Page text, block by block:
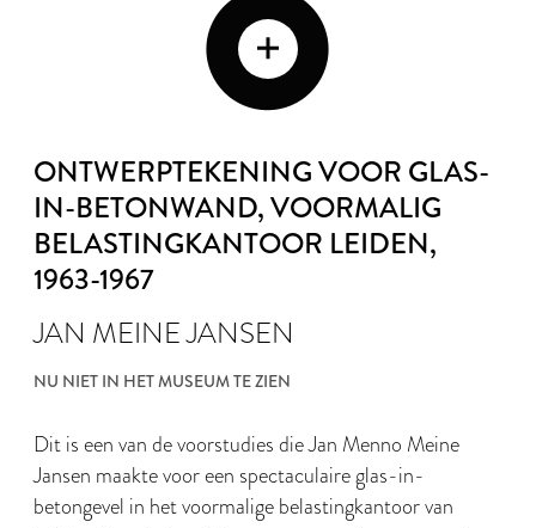
ONTWERPTEKENING VOOR GLAS-
IN-BETONWAND, VOORMALIG
BELASTINGKANTOOR LEIDEN,
1963-1967
JAN MEINE JANSEN
NU NIET IN HET MUSEUM TE ZIEN
Dit is een van de voorstudies die Jan Menno Meine
Jansen maakte voor een spectaculaire glas-in-
betongevel in het voormalige belastingkantoor van